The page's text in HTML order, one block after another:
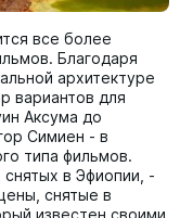
все более
Благодаря
архитектуре
вариантов для
Аксума до
Симиен - в
типа фильмов.
в Эфиопии, -
снятые в
известен своими